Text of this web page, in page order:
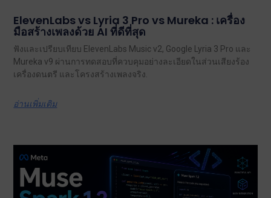
ElevenLabs vs Lyria 3 Pro vs Mureka : เครื่อง
มือสร้างเพลงด้วย AI ที่ดีที่สุด
ฟังและเปรียบเทียบ ElevenLabs Music v2, Google Lyria 3 Pro และ
Mureka v9 ผ่านการทดสอบที่ควบคุมอย่างละเอียดในส่วนเสียงร้อง
เครื่องดนตรี และโครงสร้างเพลงจริง.
อ่านเพิ่มเติม